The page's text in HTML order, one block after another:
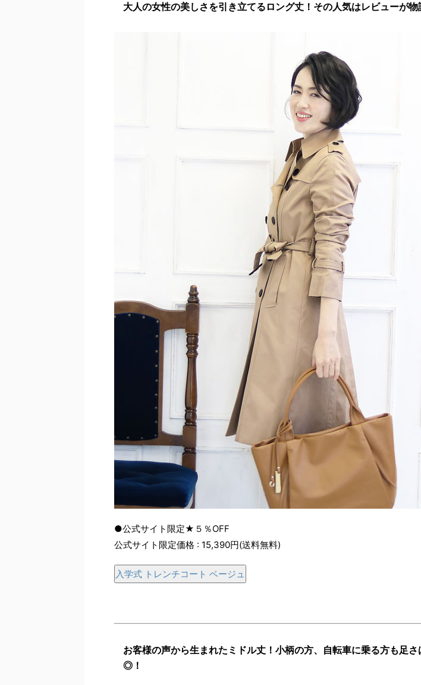
大人の女性の美しさを引き立てるロング丈！その人気はレビューが物
●公式サイト限定★５％OFF
公式サイト限定価格 : 15,390円(送料無料)
入学式 トレンチコート ベージュ
お客様の声から生まれたミドル丈！小柄の方、自転車に乗る方も足
◎！